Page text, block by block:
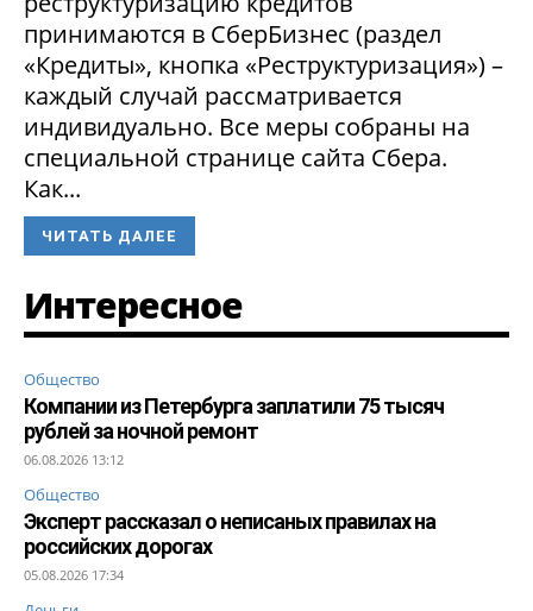
принимаются в СберБизнес (раздел
«Кредиты», кнопка «Реструктуризация») –
каждый случай рассматривается
индивидуально. Все меры собраны на
специальной странице сайта Сбера.
Как...
ЧИТАТЬ ДАЛЕЕ
Интересное
Общество
Компании из Петербурга заплатили 75 тысяч
рублей за ночной ремонт
06.08.2026 13:12
Общество
Эксперт рассказал о неписаных правилах на
российских дорогах
05.08.2026 17:34